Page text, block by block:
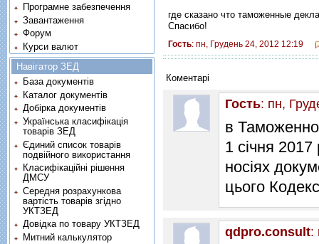
где сказано что таможенные
Спасибо!
Гость: пн, Грудень 24, 2012 12:19
Коментарі
Гость: пн,
в
1 січня
носіях
цього
qdpro.consult:
Програмне забезпечення
Завантаження
Форум
Курси валют
Навігатор ЗЕД
База документів
Каталог документів
Добірка документів
Українська класифікація
товарів ЗЕД
Єдиний список товарів
подвійного використання
Класифікаційні рішення
ДМСУ
Середня розрахункова
вартість товарів згідно
УКТЗЕД
Довідка по товару УКТЗЕД
Митний калькулятор